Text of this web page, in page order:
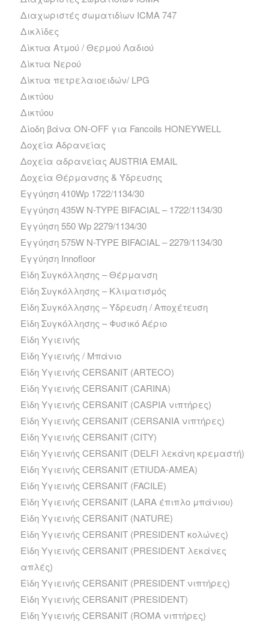
Διαχωριστές σωματιδίων ICMA 747
Δικλίδες
Δίκτυα Ατμού / Θερμού Λαδιού
Δίκτυα Νερού
Δίκτυα πετρελαιοειδών/ LPG
Δικτύου
Δικτύου
Δίοδη βάνα ΟΝ-ΟFF για Fancoils HONEYWELL
Δοχεία Αδρανείας
Δοχεία αδρανείας AUSTRIA EMAIL
Δοχεία Θέρμανσης & Ύδρευσης
Εγγύηση 410Wp 1722/1134/30
Εγγύηση 435W N-TYPE BIFACIAL – 1722/1134/30
Εγγύηση 550 Wp 2279/1134/30
Εγγύηση 575W N-TYPE BIFACIAL – 2279/1134/30
Εγγύηση Innofloor
Είδη Συγκόλλησης – Θέρμανση
Είδη Συγκόλλησης – Κλιματισμός
Είδη Συγκόλλησης – Ύδρευση / Αποχέτευση
Είδη Συγκόλλησης – Φυσικό Αέριο
Είδη Υγιεινής
Είδη Υγιεινής / Μπάνιο
Είδη Υγιεινής CERSANIT (ARTECO)
Είδη Υγιεινής CERSANIT (CARINA)
Είδη Υγιεινής CERSANIT (CASPIA νιπτήρες)
Είδη Υγιεινής CERSANIT (CERSANIA νιπτήρες)
Είδη Υγιεινής CERSANIT (CITY)
Είδη Υγιεινής CERSANIT (DELFI λεκάνη κρεμαστή)
Είδη Υγιεινής CERSANIT (ETIUDA-AMEA)
Είδη Υγιεινής CERSANIT (FACILE)
Είδη Υγιεινής CERSANIT (LARA έπιπλο μπάνιου)
Είδη Υγιεινής CERSANIT (NATURE)
Είδη Υγιεινής CERSANIT (PRESIDENT κολώνες)
Είδη Υγιεινής CERSANIT (PRESIDENT λεκάνες
απλές)
Είδη Υγιεινής CERSANIT (PRESIDENT νιπτήρες)
Είδη Υγιεινής CERSANIT (PRESIDENT)
Είδη Υγιεινής CERSANIT (ROMA νιπτήρες)